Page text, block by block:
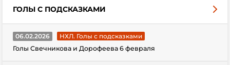
ГОЛЫ С ПОДСКАЗКАМИ
06.02.2026
НХЛ. Голы с подсказками
Голы Свечникова и Дорофеева 6 февраля